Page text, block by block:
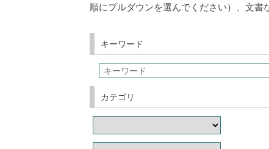
順にプルダウンを選んでください）、文
キーワード
カテゴリ